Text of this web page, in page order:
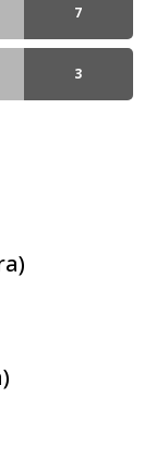
7
GÖNDERI(LER)
3